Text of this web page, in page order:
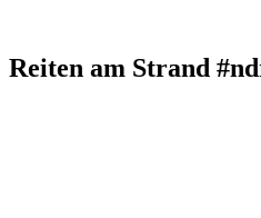
Reiten am Strand